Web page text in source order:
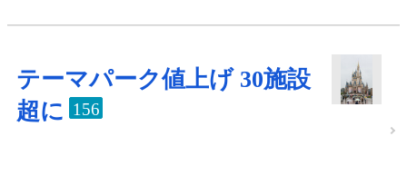
テーマパーク値上げ 30施設
超に 156